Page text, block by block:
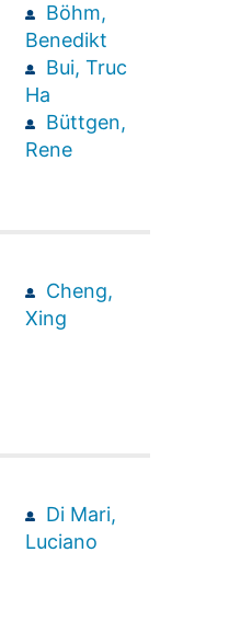
Böhm,
Benedikt
Bui, Truc
Ha
Büttgen,
Rene
Cheng,
Xing
Di Mari,
Luciano